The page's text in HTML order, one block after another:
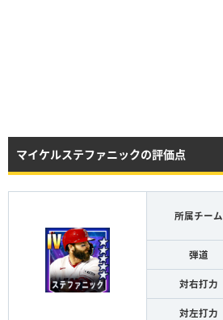
マイケルステファニックの評価点
所属チーム
弾道
対右打力
対左打力